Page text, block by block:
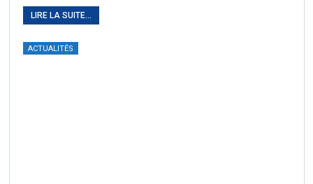
LIRE LA SUITE...
ACTUALITÉS